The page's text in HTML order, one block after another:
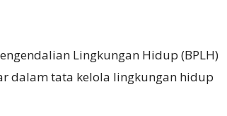
Lingkungan Hidup (BPLH)
dalam tata kelola lingkungan hidup